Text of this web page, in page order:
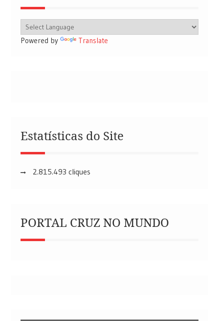
Powered by Translate
Estatísticas do Site
2.815.493 cliques
PORTAL CRUZ NO MUNDO